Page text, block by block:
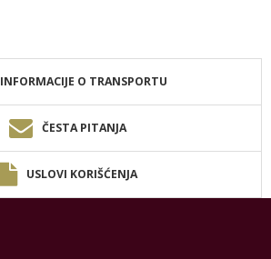
INFORMACIJE O TRANSPORTU
ČESTA PITANJA
USLOVI KORIŠĆENJA